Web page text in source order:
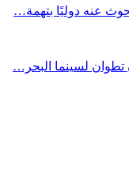
عنه دوليًا بتهمة…